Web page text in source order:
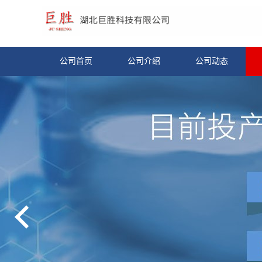
公司首页 公司介绍 公司动态